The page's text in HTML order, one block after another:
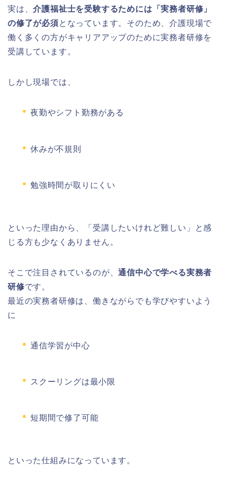
実は、介護福祉士を受験するためには「実務者研修」
の修了が必須となっています。そのため、介護現場で
働く多くの方がキャリアアップのために実務者研修を
受講しています。
しかし現場では、
夜勤やシフト勤務がある
休みが不規則
勉強時間が取りにくい
といった理由から、「受講したいけれど難しい」と感
じる方も少なくありません。
そこで注目されているのが、通信中心で学べる実務者
研修です。
最近の実務者研修は、働きながらでも学びやすいよう
に
通信学習が中心
スクーリングは最小限
短期間で修了可能
といった仕組みになっています。